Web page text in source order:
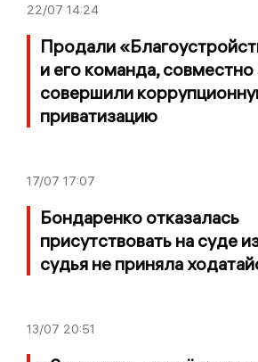
22/07 14:24
Продали
и его команда,
совершили
приватизацию
17/07 17:07
Бондаренко отказалась
присутствовать на суде
судья не приняла
13/07 20:51